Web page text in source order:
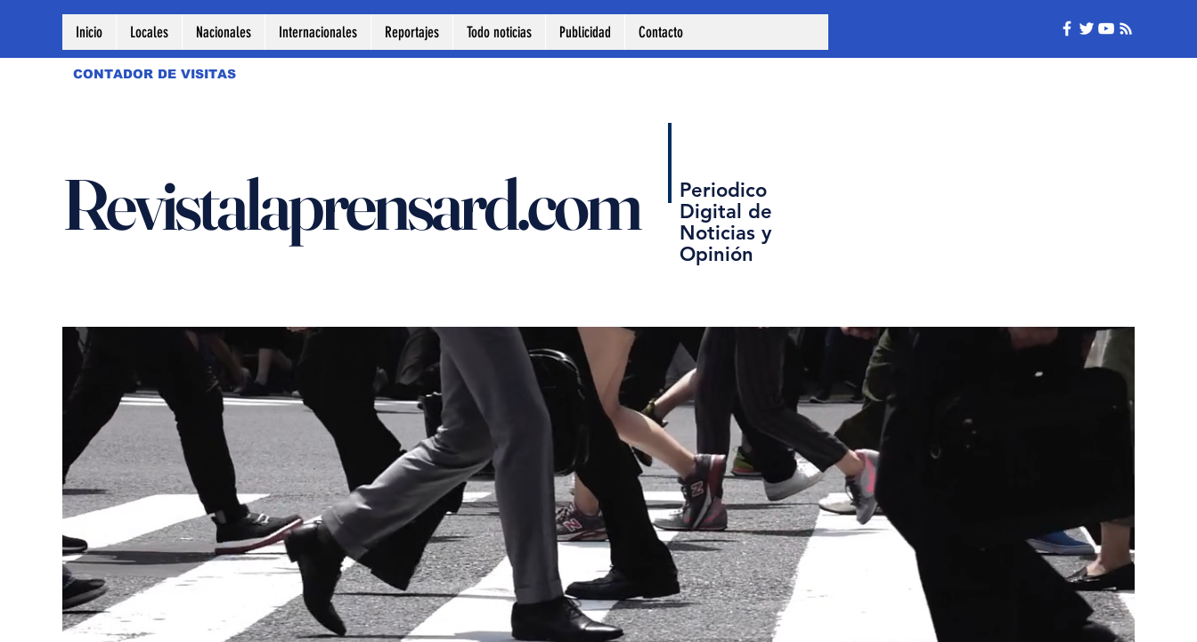
Inicio Locales Nacionales Internacionales Reportajes Todo noticias Publicidad Contacto
CONTADOR DE VISITAS
Revistalaprensard.com
Periodico
Digital de
Noticias y
Opinión